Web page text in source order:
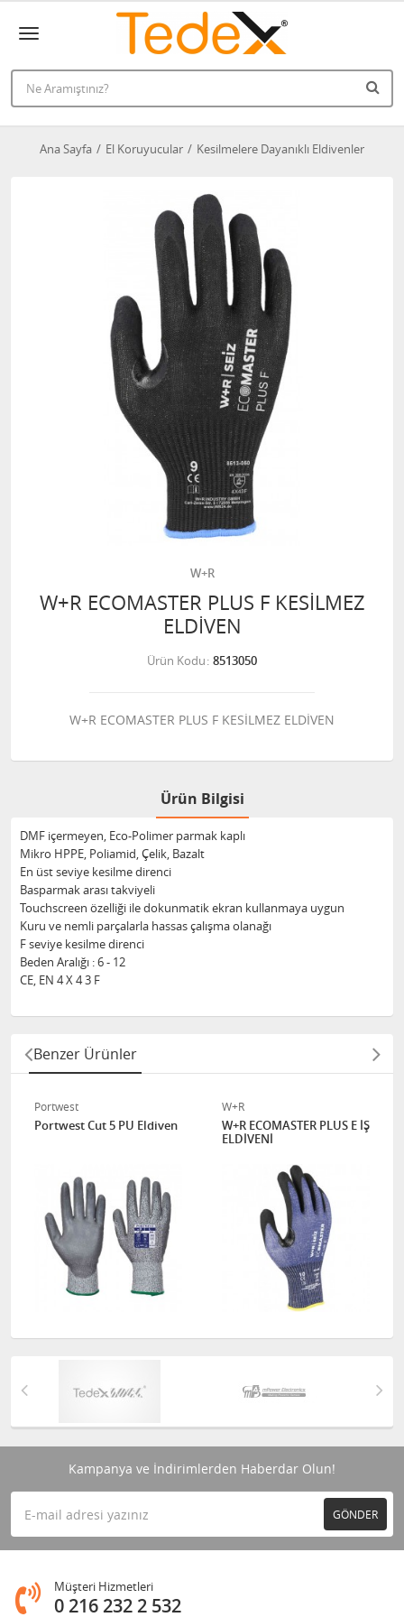
Ana Sayfa El Koruyucular Kesilmelere Dayanıklı Eldivenler
W+R
W+R ECOMASTER PLUS F KESİLMEZ
ELDİVEN
Ürün Kodu 8513050
W+R ECOMASTER PLUS F KESİLMEZ ELDİVEN
Ürün Bilgisi
DMF içermeyen, Eco-Polimer parmak kaplı
Mikro HPPE, Poliamid, Çelik, Bazalt
En üst seviye kesilme direnci
Basparmak arası takviyeli
Touchscreen özelliği ile dokunmatik ekran kullanmaya uygun
Kuru ve nemli parçalarla hassas çalışma olanağı
F seviye kesilme direnci
Beden Aralığı : 6 - 12
CE, EN 4 X 4 3 F
Benzer Ürünler
Portwest
Portwest Cut 5 PU Eldiven
W+R
W+R ECOMASTER PLUS E İŞ
ELDİVENİ
Kampanya ve İndirimlerden Haberdar Olun!
GÖNDER
Müşteri Hizmetleri
0 216 232 2 532